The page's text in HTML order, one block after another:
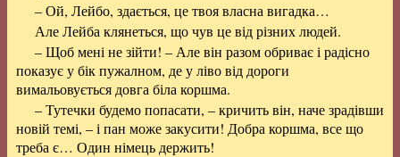
– Ой, Лейбо, здається, це твоя власна вигадка…
Але Лейба клянеться, що чув це від різних людей.
– Щоб мені не зійти! – Але він разом обриває і радісно
показує у бік пужалном, де у ліво від дороги
вимальовується довга біла коршма.
– Тутечки будемо попасати, – кричить він, наче зрадівши
новій темі, – і пан може закусити! Добра коршма, все що
треба є… Один німець держить!